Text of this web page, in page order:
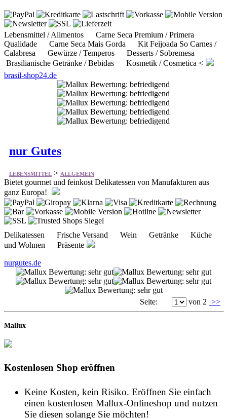
Lebensmittel / Alimentos Carne Seca Premium / Primera
Qualidade Carne Seca Mais Gorda Kit Feijoada So Carnes /
Calabresa Gewürze / Temperos Desserts / Sobremesa
Brasilianische Getränke / Bebidas Kosmetik / Cosmetica <
brasil-shop24.de
nur Gutes
LEBENSMITTEL>ALLGEMEIN
Bietet gourmet und feinkost Delikatessen von Manufakturen aus
ganz Europa!
Delikatessen Frische Versand Wein Getränke Küche
und Wohnen Präsente
nurgutes.de
Seite: von 2 >>
Mallux
Kostenlosen Shop eröffnen
Keine Kosten, kein Risiko. Eröffnen Sie einfach
einen kostenlosen Mallux-Onlineshop und nutzen
Sie diesen solange Sie möchten!